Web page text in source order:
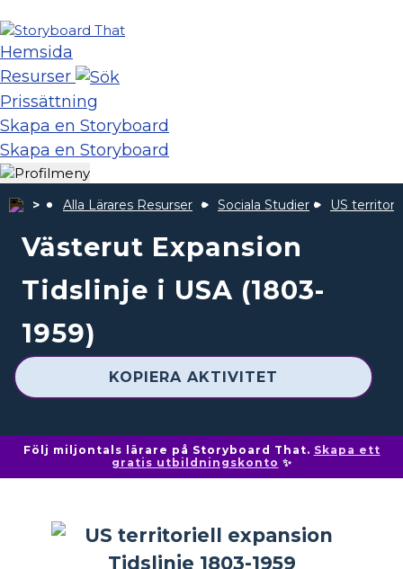
Hemsida
Resurser
Prissättning
Skapa en Storyboard
Skapa en Storyboard
Alla Lärares Resurser Sociala Studier US
Västerut Expansion
Tidslinje i USA (1803-
1959)
KOPIERA AKTIVITET
Följ miljontals lärare på Storyboard That. Skapa ett
gratis utbildningskonto ✨